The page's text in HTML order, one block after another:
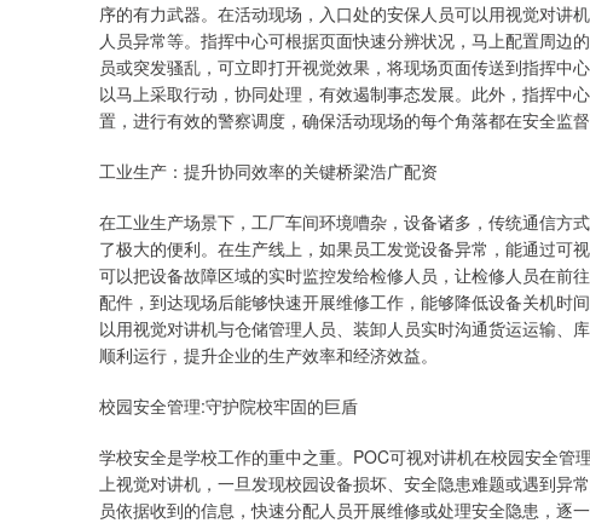
序的有力武器。在活动现场，入口处的安保人员可以用视觉对讲
人员异常等。指挥中心可根据页面快速分辨状况，马上配置周边
员或突发骚乱，可立即打开视觉效果，将现场页面传送到指挥中
以马上采取行动，协同处理，有效遏制事态发展。此外，指挥中
置，进行有效的警察调度，确保活动现场的每个角落都在安全监
工业生产：提升协同效率的关键桥梁浩广配资
在工业生产场景下，工厂车间环境嘈杂，设备诸多，传统通信方
了极大的便利。在生产线上，如果员工发觉设备异常，能通过可
可以把设备故障区域的实时监控发给检修人员，让检修人员在前
配件，到达现场后能够快速开展维修工作，能够降低设备关机时
以用视觉对讲机与仓储管理人员、装卸人员实时沟通货运运输、
顺利运行，提升企业的生产效率和经济效益。
校园安全管理:守护院校牢固的巨盾
学校安全是学校工作的重中之重。POC可视对讲机在校园安全
上视觉对讲机，一旦发现校园设备损坏、安全隐患难题或遇到异
员依据收到的信息，快速分配人员开展维修或处理安全隐患，逐